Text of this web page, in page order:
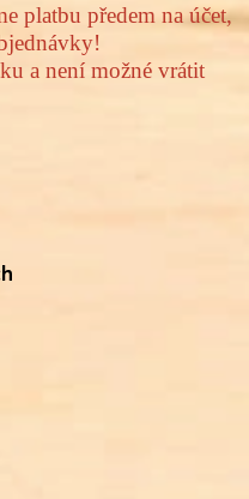
platbu předem na účet,
a není možné vrátit